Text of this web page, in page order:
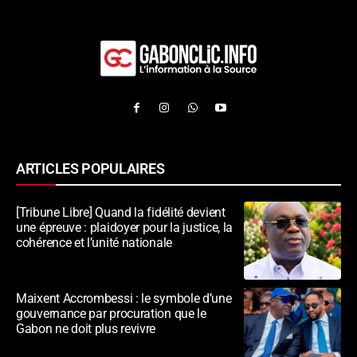
ARTICLES POPULAIRES
[Tribune Libre] Quand la fidélité devient
une épreuve : plaidoyer pour la justice, la
cohérence et l’unité nationale
Maixent Accrombessi : le symbole d’une
gouvernance par procuration que le
Gabon ne doit plus revivre